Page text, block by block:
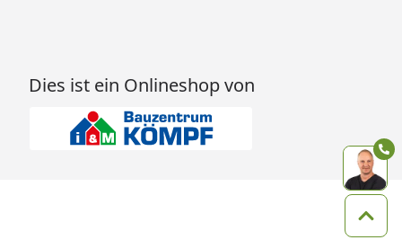
Dies ist ein Onlineshop von